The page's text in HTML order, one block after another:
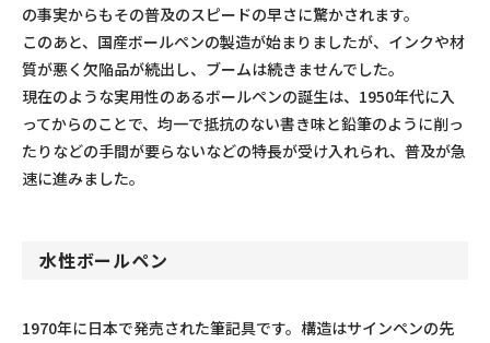
の事実からもその普及のスピードの早さに驚かされます。
このあと、国産ボールペンの製造が始まりましたが、インクや材
質が悪く欠陥品が続出し、ブームは続きませんでした。
現在のような実用性のあるボールペンの誕生は、1950年代に入
ってからのことで、均一で抵抗のない書き味と鉛筆のように削っ
たりなどの手間が要らないなどの特長が受け入れられ、普及が急
速に進みました。
水性ボールペン
1970年に日本で発売された筆記具です。構造はサインペンの先